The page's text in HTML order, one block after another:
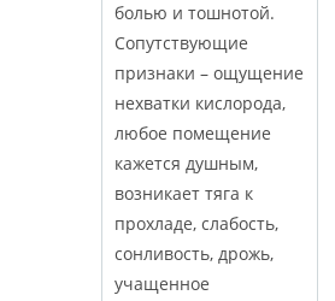
болью и тошнотой.
Сопутствующие
признаки – ощущение
нехватки кислорода,
любое помещение
кажется душным,
возникает тяга к
прохладе, слабость,
сонливость, дрожь,
учащенное